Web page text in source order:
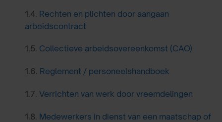
1.4. Rechten en plichten door aangaan
arbeidscontract
1.5. Collectieve arbeidsovereenkomst (CAO)
1.6. Reglement / personeelshandboek
1.7. Verrichten van werk door vreemdelingen
1.8. Medewerkers in dienst van een maatschap of